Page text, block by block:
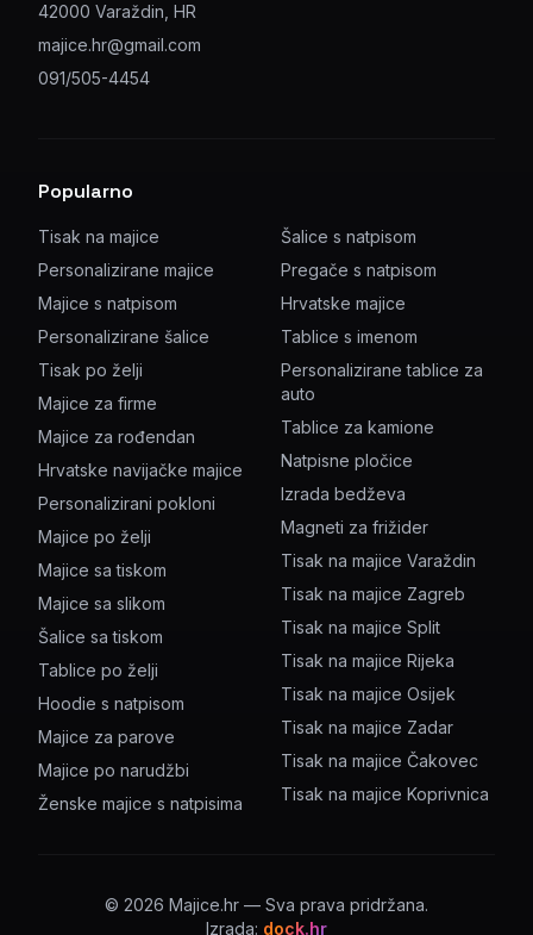
42000 Varaždin, HR
majice.hr@gmail.com
091/505-4454
Popularno
Tisak na majice
Personalizirane majice
Majice s natpisom
Personalizirane šalice
Tisak po želji
Majice za firme
Majice za rođendan
Hrvatske navijačke majice
Personalizirani pokloni
Majice po želji
Majice sa tiskom
Majice sa slikom
Šalice sa tiskom
Tablice po želji
Hoodie s natpisom
Majice za parove
Majice po narudžbi
Ženske majice s natpisima
Šalice s natpisom
Pregače s natpisom
Hrvatske majice
Tablice s imenom
Personalizirane tablice za
auto
Tablice za kamione
Natpisne pločice
Izrada bedževa
Magneti za frižider
Tisak na majice Varaždin
Tisak na majice Zagreb
Tisak na majice Split
Tisak na majice Rijeka
Tisak na majice Osijek
Tisak na majice Zadar
Tisak na majice Čakovec
Tisak na majice Koprivnica
© 2026 Majice.hr — Sva prava pridržana.
Izrada: dock.hr